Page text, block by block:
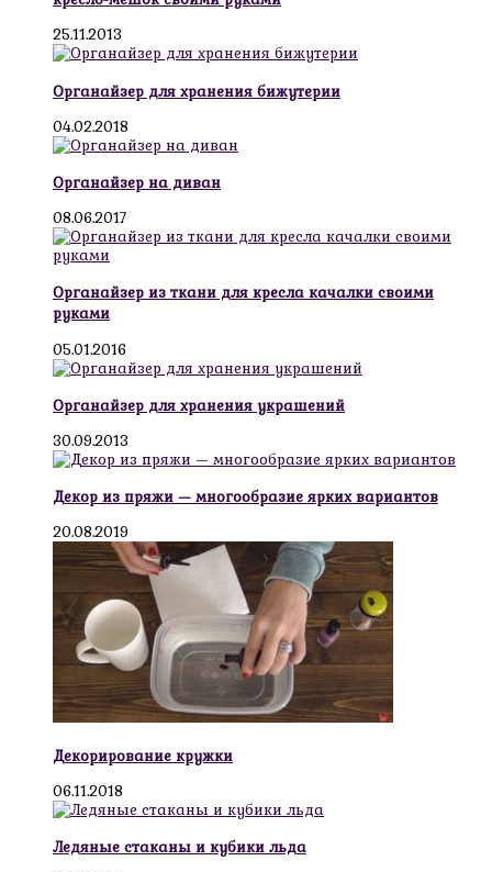
25.11.2013
Органайзер для хранения бижутерии
04.02.2018
Органайзер на диван
08.06.2017
Органайзер из ткани для кресла качалки своими
руками
05.01.2016
Органайзер для хранения украшений
30.09.2013
Декор из пряжи — многообразие ярких вариантов
20.08.2019
Декорирование кружки
06.11.2018
Ледяные стаканы и кубики льда